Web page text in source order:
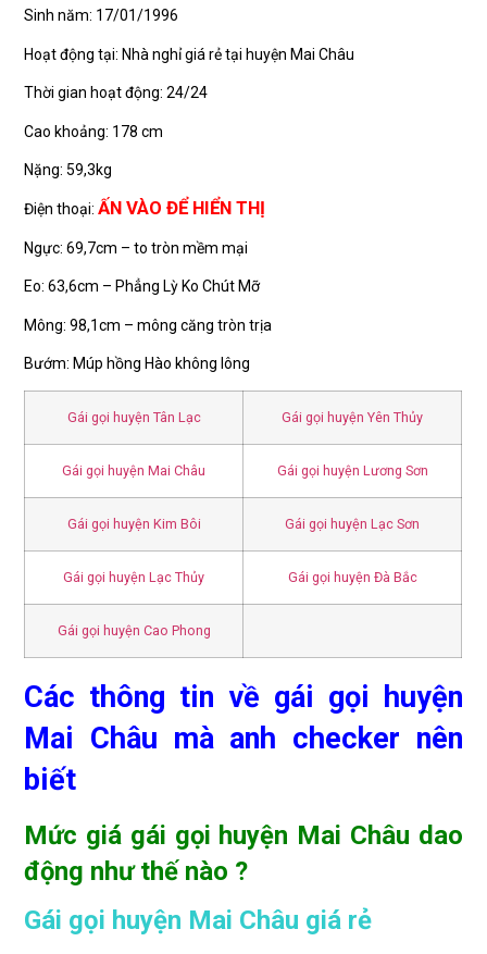
Sinh năm: 17/01/1996
Hoạt động tại: Nhà nghỉ giá rẻ tại huyện Mai Châu
Thời gian hoạt động: 24/24
Cao khoảng: 178 cm
Nặng: 59,3kg
Điện thoại:ẤN VÀO ĐỂ HIỂN THỊ
Ngực: 69,7cm – to tròn mềm mại
Eo: 63,6cm – Phẳng Lỳ Ko Chút Mỡ
Mông: 98,1cm – mông căng tròn trịa
Bướm: Múp hồng Hào không lông
Gái gọi huyện Tân Lạc Gái gọi huyện Yên Thủy
Gái gọi huyện Mai Châu Gái gọi huyện Lương Sơn
Gái gọi huyện Kim Bôi Gái gọi huyện Lạc Sơn
Gái gọi huyện Lạc Thủy Gái gọi huyện Đà Bắc
Gái gọi huyện Cao Phong
Các thông tin về gái gọi huyện
Mai Châu mà anh checker nên
biết
Mức giá gái gọi huyện Mai Châu dao
động như thế nào ?
Gái gọi huyện Mai Châu giá rẻ